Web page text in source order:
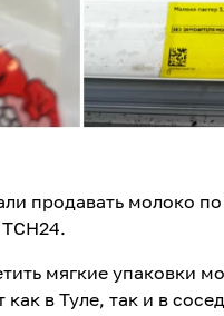
продавать молоко
ТСН24.
мягкие упаковки
в Туле, так и в